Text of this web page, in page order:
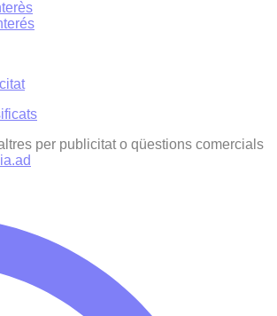
per publicitat o qüestions comercials